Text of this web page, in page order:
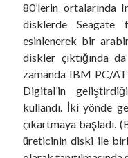
80’lerin ortalarında
disklerde Seagate
esinlenerek bir
diskler çıktığında
zamanda IBM PC/
Digital’in
kullandı. İki yönde
çıkartmaya başladı.
üreticinin diski ile